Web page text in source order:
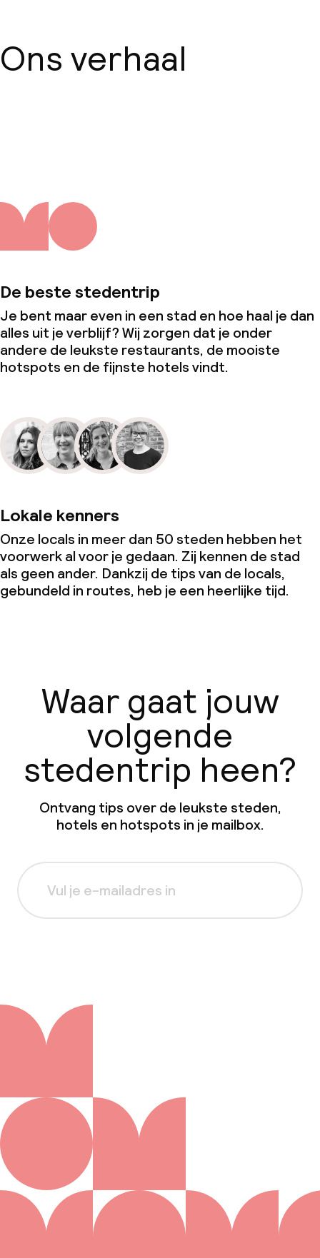
Ons verhaal
De beste stedentrip
Je bent maar even in een stad en hoe haal je dan
alles uit je verblijf? Wij zorgen dat je onder
andere de leukste restaurants, de mooiste
hotspots en de fijnste hotels vindt.
Lokale kenners
Onze locals in meer dan 50 steden hebben het
voorwerk al voor je gedaan. Zij kennen de stad
als geen ander. Dankzij de tips van de locals,
gebundeld in routes, heb je een heerlijke tijd.
Waar gaat jouw
volgende
stedentrip heen?
Ontvang tips over de leukste steden,
hotels en hotspots in je mailbox.